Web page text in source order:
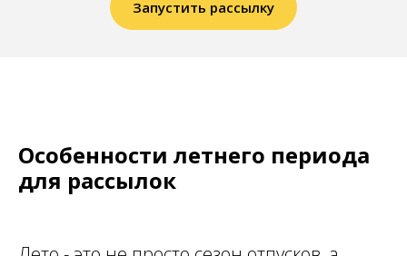
Запустить рассылку
Особенности летнего периода
для рассылок